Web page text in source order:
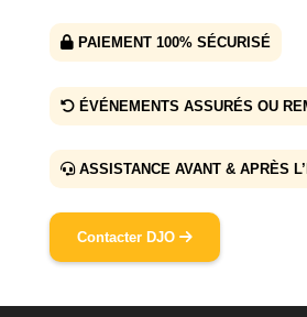
PAIEMENT 100% SÉCURISÉ
ÉVÉNEMENTS ASSURÉS OU
ASSISTANCE AVANT & APRÈS
Contacter DJO